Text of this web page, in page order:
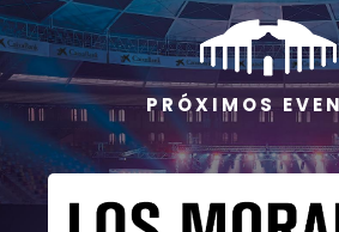
P R Ó X I M O S E V E